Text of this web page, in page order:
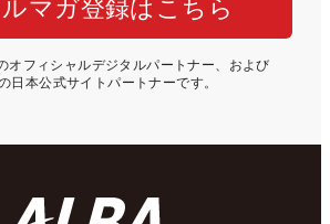
マガ登録はこちら
オフィシャルデジタルパートナー、および
日本公式サイトパートナーです。